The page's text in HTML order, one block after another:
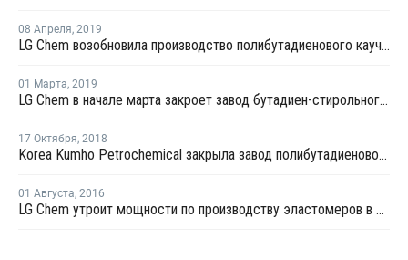
08 Апреля, 2019
LG Chem возобновила производство полибутадиенового каучука в Дэсане после планового ремонта
01 Марта, 2019
LG Chem в начале марта закроет завод бутадиен-стирольного каучука в Даэсане на плановую профилактику
17 Октября, 2018
Korea Kumho Petrochemical закрыла завод полибутадиенового каучука в Йосу на ремонт
01 Августа, 2016
LG Chem утроит мощности по производству эластомеров в Южной Корее